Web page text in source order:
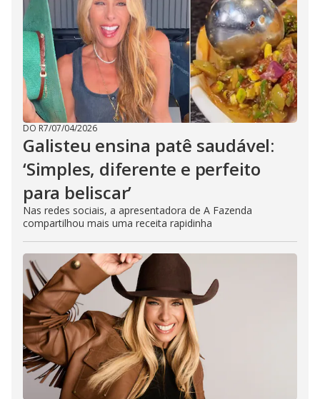
DO R7/07/04/2026
Galisteu ensina patê saudável:
‘Simples, diferente e perfeito
para beliscar’
Nas redes sociais, a apresentadora de A Fazenda
compartilhou mais uma receita rapidinha